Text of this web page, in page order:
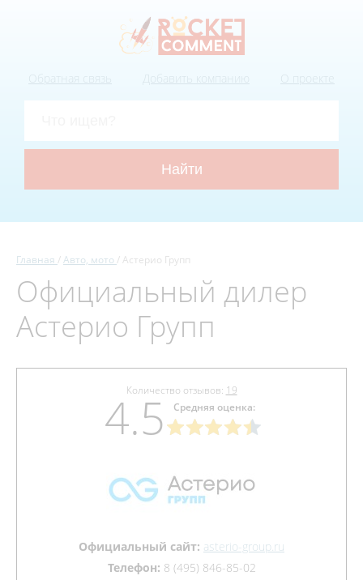
Добавить компанию
Главная Авто, мото Астерио Групп
Официальный дилер
Астерио Групп
Количество отзывов: 19
Средняя оценка:
4.5
Официальный сайт: asterio-group.ru
Телефон: 8 (495) 846-85-02